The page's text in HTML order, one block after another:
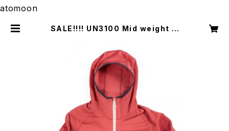
atomoon
SALE!!!! UN3100 Mid weight fl